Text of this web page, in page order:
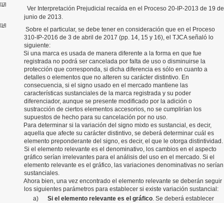
[13]
Ver Interpretación Prejudicial recaída en el Proceso 20-IP-2013 de 19 de
junio de 2013.
[14]
Sobre el particular, se debe tener en consideración que en el Proceso
310-IP-2016 de 3 de abril de 2017 (pp. 14, 15 y 16), el TJCA señaló lo
siguiente:
Si una marca es usada de manera diferente a la forma en que fue
registrada no podrá ser cancelada por falta de uso o disminuirse la
protección que corresponda, si dicha diferencia es sólo en cuanto a
detalles o elementos que no alteren su carácter distintivo. En
consecuencia, si el signo usado en el mercado mantiene las
características sustanciales de la marca registrada y su poder
diferenciador, aunque se presente modificado por la adición o
sustracción de ciertos elementos accesorios, no se cumplirían los
supuestos de hecho para su cancelación por no uso.
Para determinar si la variación del signo mixto es sustancial, es decir,
aquella que afecte su carácter distintivo, se deberá determinar cuál es
elemento preponderante del signo, es decir, el que le otorga distintividad.
Si el elemento relevante es el denominativo, los cambios en el aspecto
gráfico serían irrelevantes para el análisis del uso en el mercado. Si el
elemento relevante es el gráfico, las variaciones denominativas no serían
sustanciales.
Ahora bien, una vez encontrado el elemento relevante se deberán seguir
los siguientes parámetros para establecer si existe variación sustancial:
a)
Si el elemento relevante es el gráfico. Se deberá establecer